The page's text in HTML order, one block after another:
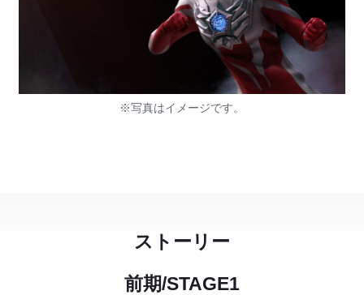
※写真はイメージです。
ストーリー
前期/STAGE1